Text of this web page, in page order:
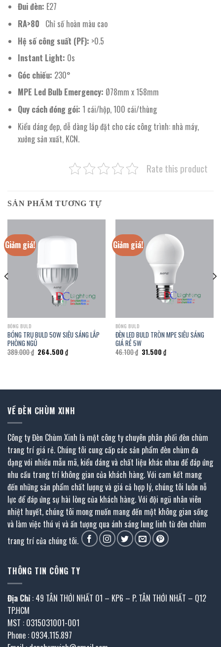
Đui đèn: E27
RA>80 Chỉ số hoàn màu cao
Hệ số công suất (PF): >0.5
Instant Light: 0s
Góc chiếu: 230°
MPE Led Bulb Emergency: Ø78mm x 158mm
Quy cách đóng gói: 1 cái/hộp, 100 cái/thùng
Kiểu dáng đẹp, dễ dàng lắp đặt cho các công trình: nhà máy,
xưởng sản xuất, KCN.
Rate this product
SẢN PHẨM TƯƠNG TỰ
Giảm giá!
BÓNG BULD
BÓNG TRỤ BULD 50W SIÊU SÁNG LẮP
PHÒNG NGỦ
389.000₫ Giá
gốc
264.500 ₫Giá
hiện
Giảm giá!
BÓNG BULD
ĐÈN LED BULD TRÒN MPE SIÊU SÁNG
GIÁ RẺ 5W
46.100₫ Giá
gốc
31.500 ₫Giá
hiện
VỀ ĐÈN CHÙM XINH
Công ty Đèn Chùm Xinh là một công ty chuyên phân phối đèn chùm
trang trí giá rẻ. Chúng tôi cung cấp các sản phẩm đèn chùm đa
dạng với nhiều mẫu mã, kiểu dáng và chất liệu khác nhau để đáp ứng
nhu cầu trang trí không gian của khách hàng. Với cam kết mang
đến những sản phẩm chất lượng và giá cả hợp lý, chúng tôi luôn nỗ
lực để đáp ứng sự hài lòng của khách hàng. Với đội ngũ nhân viên
nhiệt huyết, chúng tôi mong muốn mang đến một không gian sống
và làm việc thú vị và ấn tượng qua ánh sáng lung linh từ đèn chùm
trang trí của chúng tôi.
THÔNG TIN CÔNG TY
Địa Chỉ : 49 TÂN THỚI NHẤT 01 – KP6 – P. TÂN THỚI NHẤT – Q12
TP.HCM
MST : 0315031001-001
Phone : 0934.115.897